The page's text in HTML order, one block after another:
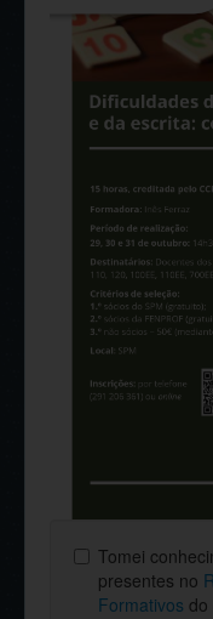
Tomei
presentes no
Formativos